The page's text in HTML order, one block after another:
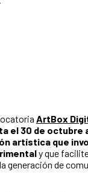
ArtBox
el 30 de octubre
artística que
y que
generación de